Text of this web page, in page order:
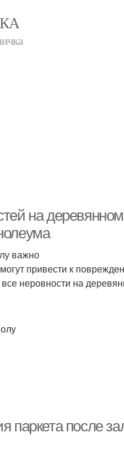
на
важно
привести к
неровности на
паркета после